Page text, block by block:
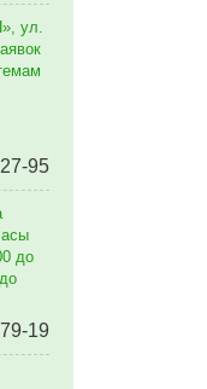
ул.
95
до
19